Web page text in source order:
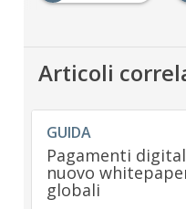
Articoli
GUIDA
Pagamenti
nuovo
globali